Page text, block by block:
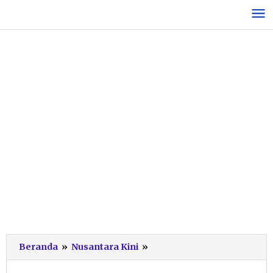
konten
Beranda » Nusantara Kini »
Pacitan